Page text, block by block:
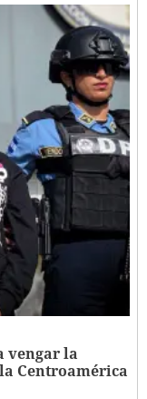
vengar la
Centroamérica